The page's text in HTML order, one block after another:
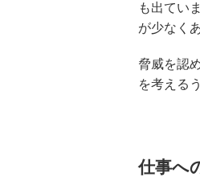
も出てい
が少なく
脅威を認
を考える
仕事へ